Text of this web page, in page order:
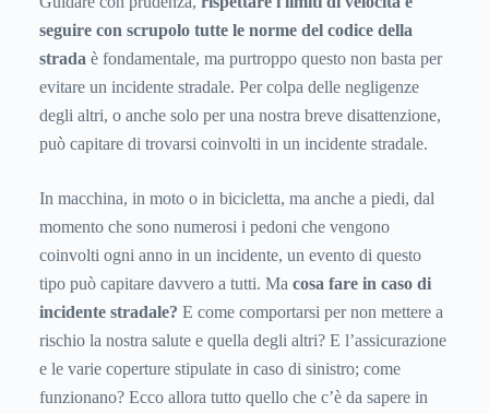
seguire con scrupolo tutte le norme del codice della
strada è fondamentale, ma purtroppo questo non basta per
evitare un incidente stradale. Per colpa delle negligenze
degli altri, o anche solo per una nostra breve disattenzione,
può capitare di trovarsi coinvolti in un incidente stradale.
In macchina, in moto o in bicicletta, ma anche a piedi, dal
momento che sono numerosi i pedoni che vengono
coinvolti ogni anno in un incidente, un evento di questo
tipo può capitare davvero a tutti. Ma cosa fare in caso di
incidente stradale? E come comportarsi per non mettere a
rischio la nostra salute e quella degli altri? E l’assicurazione
e le varie coperture stipulate in caso di sinistro; come
funzionano? Ecco allora tutto quello che c’è da sapere in